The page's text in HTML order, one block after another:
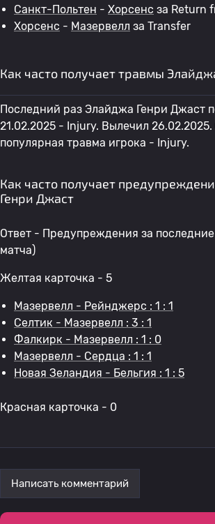
Санкт-Польтен - Хорсенс за Return
Хорсенс - Мазервелл за Transfer
Как часто получает травмы
Последний раз Элайджа Генри Джаст
21.02.2025 - Injury. Вылечил
популярная травма игрока - Injury.
Как часто получает
Генри Джаст
Ответ - Предупреждения за последние
матча)
Желтая карточка - 5
Мазервелл - Рейнджерс : 1 : 1
Селтик - Мазервелл : 3 : 1
Фалкирк - Мазервелл : 1 : 0
Мазервелл - Сердца : 1 : 1
Новая Зеландия - Бельгия : 1 : 5
Красная карточка - 0
Написать комментарий